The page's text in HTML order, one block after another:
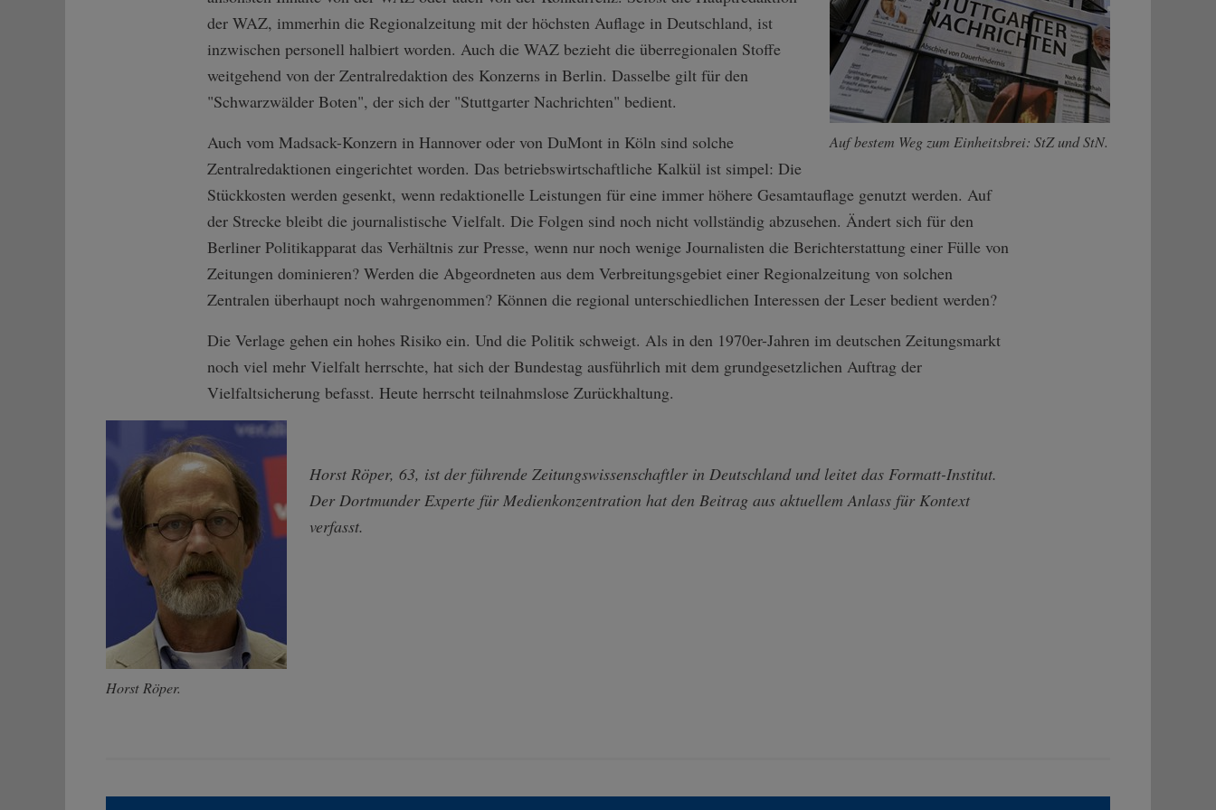
Auf bestem Weg zum Einheitsbrei: StZ und StN.
der WAZ, immerhin die Regionalzeitung mit der höchsten Auflage in Deutschland, ist
inzwischen personell halbiert worden. Auch die WAZ bezieht die überregionalen Stoffe
weitgehend von der Zentralredaktion des Konzerns in Berlin. Dasselbe gilt für den
"Schwarzwälder Boten", der sich der "Stuttgarter Nachrichten" bedient.
Auch vom Madsack-Konzern in Hannover oder von DuMont in Köln sind solche
Zentralredaktionen eingerichtet worden. Das betriebswirtschaftliche Kalkül ist simpel: Die
Stückkosten werden gesenkt, wenn redaktionelle Leistungen für eine immer höhere Gesamtauflage genutzt werden. Auf
der Strecke bleibt die journalistische Vielfalt. Die Folgen sind noch nicht vollständig abzusehen. Ändert sich für den
Berliner Politikapparat das Verhältnis zur Presse, wenn nur noch wenige Journalisten die Berichterstattung einer Fülle von
Zeitungen dominieren? Werden die Abgeordneten aus dem Verbreitungsgebiet einer Regionalzeitung von solchen
Zentralen überhaupt noch wahrgenommen? Können die regional unterschiedlichen Interessen der Leser bedient werden?
Die Verlage gehen ein hohes Risiko ein. Und die Politik schweigt. Als in den 1970er-Jahren im deutschen Zeitungsmarkt
noch viel mehr Vielfalt herrschte, hat sich der Bundestag ausführlich mit dem grundgesetzlichen Auftrag der
Vielfaltsicherung befasst. Heute herrscht teilnahmslose Zurückhaltung.
Horst Röper.
Horst Röper, 63, ist der führende Zeitungswissenschaftler in Deutschland und leitet das Formatt-Institut.
Der Dortmunder Experte für Medienkonzentration hat den Beitrag aus aktuellem Anlass für Kontext
verfasst.